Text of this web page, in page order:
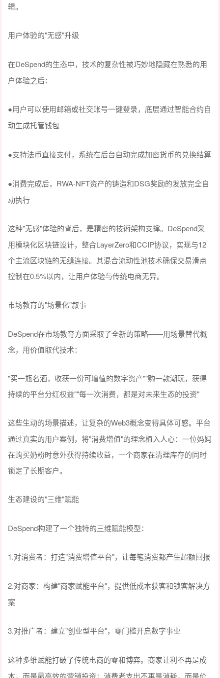
辑。
用户体验的"无感"升级
在DeSpend的生态中，技术的复杂性被巧妙地隐藏在熟悉的用
户体验之后：
●用户可以使用邮箱或社交账号一键登录，底层通过智能合约自
动生成托管钱包
●支持法币直接支付，系统在后台自动完成加密货币的兑换结算
●消费完成后， RWA-NFT资产的铸造和DSG奖励的发放完全自
动执行
这种"无感"体验的背后，是精密的技術架构支撑。DeSpend采
用模块化区块链设计，整合LayerZero和CCIP协议，实现与12
个主流区块链的无缝连接。其混合流动性池技术确保交易滑点
控制在0.5%以内，让用户体验与传统电商无异。
市场教育的"场景化"叙事
DeSpend在市场教育方面采取了全新的策略——用场景替代概
念，用价值取代技术：
"买一瓶名酒，收获一份可增值的数字资产""购一款潮玩，获得
持续的平台分红权益""每一次消费，都是对未来生态的投资"
这些生动的场景描述，让复杂的Web3概念变得具体可感。平台
通过真实的用户案例，将"消费增值"的理念植入人心：一位妈妈
在购买奶粉时意外获得持续收益，一个商家在清理库存的同时
锁定了长期客户。
生态建设的"三维"赋能
DeSpend构建了一个独特的三维赋能模型：
1.对消费者：打造"消费增值平台"，让每笔消费都产生超额回报
2.对商家：构建"商家赋能平台"，提供低成本获客和锁客解决方
案
3.对推广者：建立"创业型平台"，零门槛开启数字事业
这种多维赋能打破了传统电商的零和博弈。商家让利不再是成
本，而是最高效的营销投资；消费者支出不再是消耗，而是价